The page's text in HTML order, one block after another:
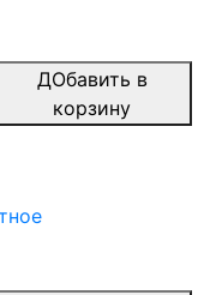
ДОбавить в
корзину